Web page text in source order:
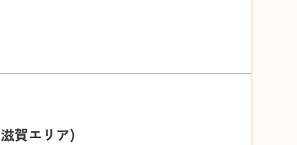
賀エリア)